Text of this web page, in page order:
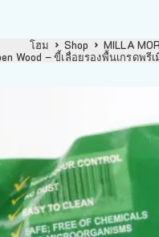
โฮม Shop
MILLA
Wood – ขี้เลื่อยรองพื้นเกรด